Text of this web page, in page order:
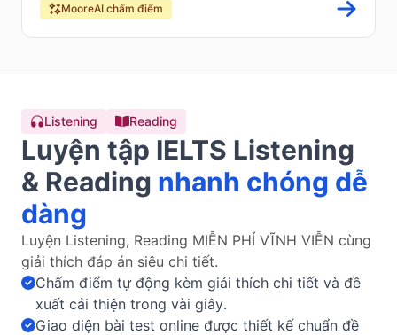
MooreAI chấm điểm
Listening Reading
Luyện tập IELTS Listening
& Reading nhanh chóng dễ
dàng
Luyện Listening, Reading MIỄN PHÍ VĨNH VIỄN cùng
giải thích đáp án siêu chi tiết.
Chấm điểm tự động kèm giải thích chi tiết và đề
xuất cải thiện trong vài giây.
Giao diện bài test online được thiết kế chuẩn đề